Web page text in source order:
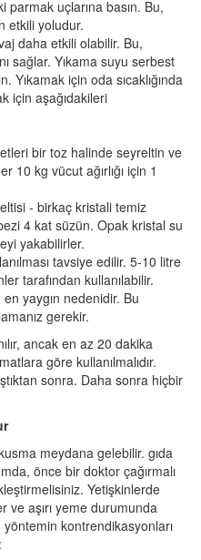
uçlarına basın. Bu,
etkili yoludur.
daha etkili olabilir. Bu,
sağlar. Yıkama suyu serbest
için oda sıcaklığında
için aşağıdakileri
bir toz halinde seyreltin ve
10 kg vücut ağırlığı için 1
- birkaç kristali temiz
4 kat süzün. Opak kristal su
yakabilirler.
tavsiye edilir. 5-10 litre
tarafından kullanılabilir.
yaygın nedenidir. Bu
gerekir.
ancak en az 20 dakika
göre kullanılmalıdır.
sonra. Daha sonra hiçbir
meydana gelebilir. gıda
önce bir doktor çağırmalı
Yetişkinlerde
ve aşırı yeme durumunda
kontrendikasyonları